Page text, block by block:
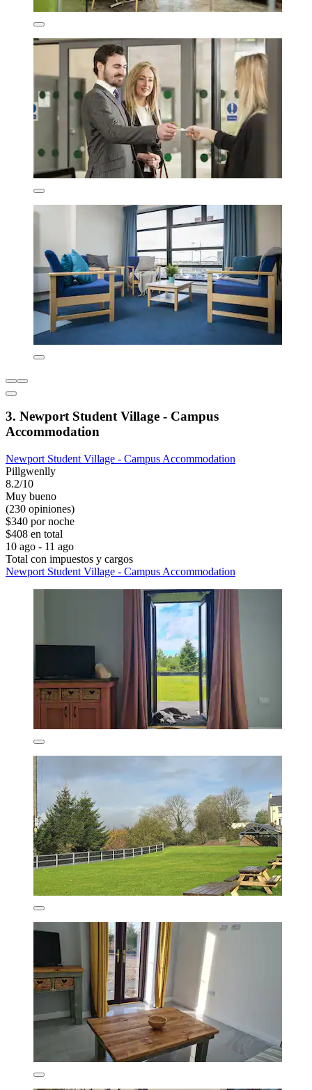
3. Newport Student Village - Campus
Accommodation
Newport Student Village - Campus Accommodation
Pillgwenlly
8.2/10
Muy bueno
(230 opiniones)
$340 por noche
$408 en total
10 ago - 11 ago
Total con impuestos y cargos
Newport Student Village - Campus Accommodation